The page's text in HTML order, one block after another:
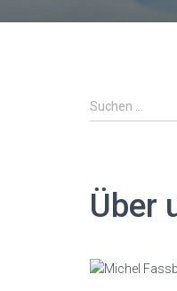
S
u
n
a
h
:
Suchen …
Über